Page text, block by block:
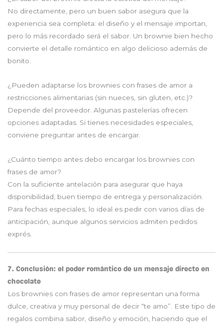
No directamente, pero un buen sabor asegura que la
experiencia sea completa: el diseño y el mensaje importan,
pero lo más recordado será el sabor. Un brownie bien hecho
convierte el detalle romántico en algo delicioso además de
bonito.
¿Pueden adaptarse los brownies con frases de amor a
restricciones alimentarias (sin nueces, sin gluten, etc.)?
Depende del proveedor. Algunas pastelerías ofrecen
opciones adaptadas. Si tienes necesidades especiales,
conviene preguntar antes de encargar.
¿Cuánto tiempo antes debo encargar los brownies con
frases de amor?
Con la suficiente antelación para asegurar que haya
disponibilidad, buen tiempo de entrega y personalización.
Para fechas especiales, lo ideal es pedir con varios días de
anticipación, aunque algunos servicios admiten pedidos
exprés.
7. Conclusión: el poder romántico de un mensaje directo en
chocolate
Los brownies con frases de amor representan una forma
dulce, creativa y muy personal de decir “te amo”. Este tipo de
regalos combina sabor, diseño y emoción, haciendo que el